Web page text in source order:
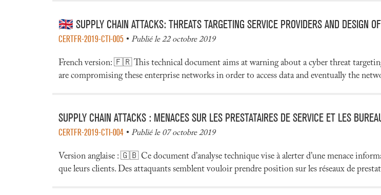
🇬🇧 SUPPLY CHAIN ATTACKS: THREATS TARGETING SERVICE PROVIDERS AND DESIGN
CERTFR-2019-CTI-005 Publié le 22 octobre 2019
French version: 🇫🇷 This technical document aims at warning about a cyber threat
are compromising these enterprise networks in order to access data and eventually the
SUPPLY CHAIN ATTACKS : MENACES SUR LES PRESTATAIRES DE SERVICE ET LES
CERTFR-2019-CTI-004 Publié le 07 octobre 2019
Version anglaise : 🇬🇧 Ce document d’analyse technique vise à alerter d’une menace
que leurs clients. Des attaquants semblent vouloir prendre position sur les réseaux de